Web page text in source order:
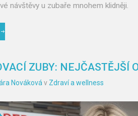
návštěvy u zubaře mnohem klidněji.
ZUBY: NEJČASTĚJŠÍ
Nováková v Zdraví a wellness